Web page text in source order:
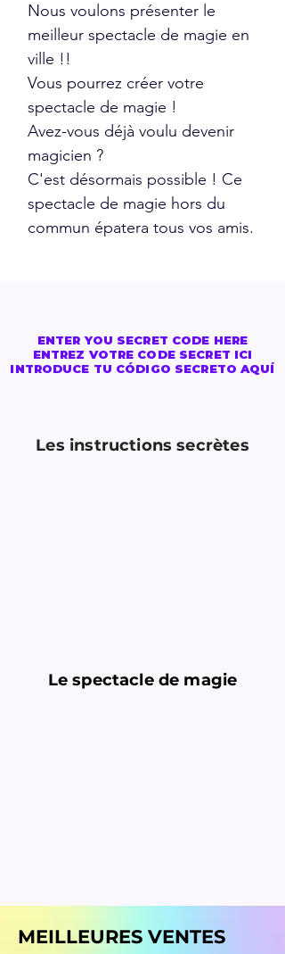
Nous voulons présenter le
meilleur spectacle de magie en
ville !!
Vous pourrez créer votre
spectacle de magie !
Avez-vous déjà voulu devenir
magicien ?
C'est désormais possible ! Ce
spectacle de magie hors du
commun épatera tous vos amis.
ENTER YOU SECRET CODE HERE
ENTREZ VOTRE CODE SECRET ICI
INTRODUCE TU CÓDIGO SECRETO AQUÍ
Les instructions secrètes
Le spectacle de magie
MEILLEURES VENTES